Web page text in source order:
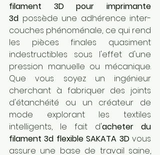
filament 3D pour imprimante
3d possède une adhérence inter-
couches phénoménale, ce qui rend
les pièces finales quasiment
indestructibles sous l'effet d'une
pression manuelle ou mécanique.
Que vous soyez un ingénieur
cherchant à fabriquer des joints
d'étanchéité ou un créateur de
mode explorant les textiles
intelligents, le fait d'acheter du
filament 3d flexible SAKATA 3D vous
assure une base de travail saine,